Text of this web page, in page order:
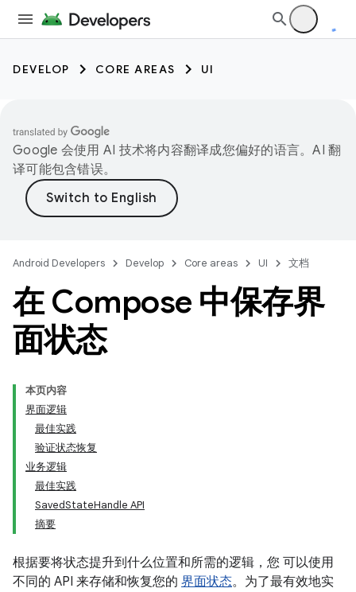
DEVELOP CORE AREAS UI
Google 会使用 AI 技术将内容翻译成您偏好的语言。AI 翻
译可能包含错误。
Android Developers Develop Core areas UI 文档
在 Compose 中保存界
面状态
本页内容
界面逻辑
最佳实践
验证状态恢复
业务逻辑
最佳实践
SavedStateHandle API
摘要
根据要将状态提升到什么位置和所需的逻辑，您 可以使用
不同的 API 来存储和恢复您的 界面状态。为了最有效地实